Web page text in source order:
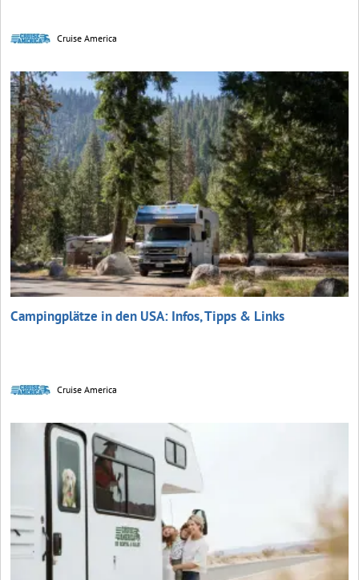
Cruise America
Campingplätze in den USA: Infos, Tipps & Links
Cruise America